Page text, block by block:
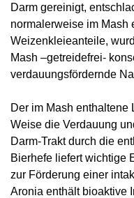
Darm gereinigt,
normalerweise im Mash
Weizenkleieanteile,
Mash –getreidefrei-
verdauungsfördernde
Der im Mash enthaltene
Weise die Verdauung
Darm-Trakt durch die
Bierhefe liefert wichtige
zur Förderung einer
Aronia enthält bioaktive